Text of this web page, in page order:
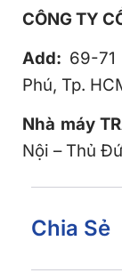
CÔNG TY
Add: 69-
Phú, Tp.
Nhà máy
Nội – Thủ
Chia Sẻ